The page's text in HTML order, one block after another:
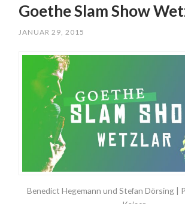
Goethe Slam Show
JANUAR 29, 2015
Benedict Hegemann und Stefan Dörsing |